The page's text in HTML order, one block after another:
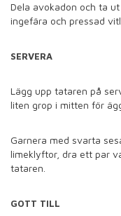
Dela avokadon och ta
ingefära och pressad
SERVERA
Lägg upp tataren på
liten grop i mitten för
Garnera med svarta
limeklyftor, dra ett par
tataren.
GOTT TILL